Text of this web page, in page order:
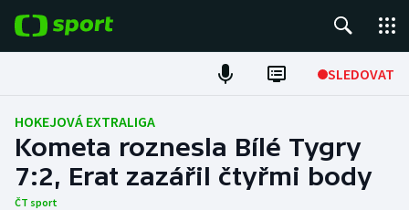
SLEDOVAT
Fotbal
Hokej
Tenis
HOKEJOVÁ EXTRALIGA
Kometa roznesla Bílé Tygry
7:2, Erat zazářil čtyřmi body
ČT sport